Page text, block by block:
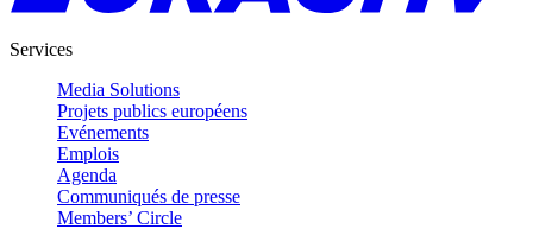
Services
Media Solutions
Projets publics européens
Evénements
Emplois
Agenda
Communiqués de presse
Members’ Circle